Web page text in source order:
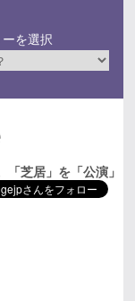
を選択
芝居」を「公演」